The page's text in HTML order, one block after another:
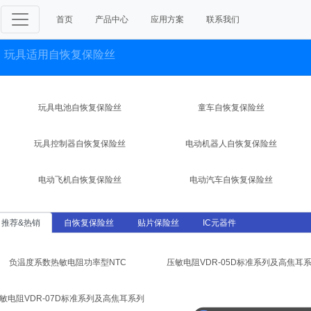
首页 产品中心 应用方案 联系我们
玩具适用自恢复保险丝
玩具电池自恢复保险丝 童车自恢复保险丝
玩具控制器自恢复保险丝 电动机器人自恢复保险丝
电动飞机自恢复保险丝 电动汽车自恢复保险丝
推荐&热销 自恢复保险丝 贴片保险丝 IC元器件
负温度系数热敏电阻功率型NTC 压敏电阻VDR-05D标准系列及高焦耳
电阻VDR-07D标准系列及高焦耳系列